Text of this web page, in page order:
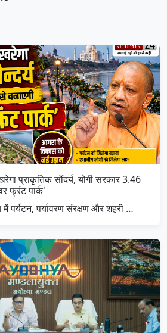
प्राकृतिक सौंदर्य, योगी सरकार 3.46
फ्रंट पार्क'
में पर्यटन, पर्यावरण संरक्षण और शहरी …